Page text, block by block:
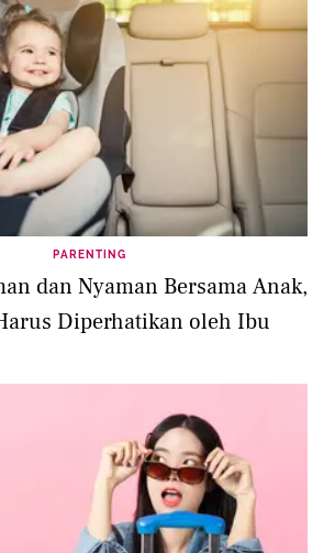
PARENTING
dan Nyaman Bersama Anak,
Diperhatikan oleh Ibu